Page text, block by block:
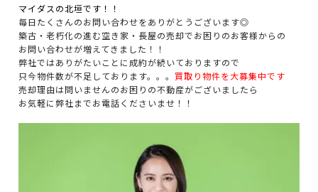
マイダスの北垣です！！
毎日たくさんのお問い合わせをありがとうございます◎
築古・老朽化の進む空き家・長屋の売却でお困りのお客様からの
お問い合わせが増えてきました！！
弊社ではありがたいことに成約が続いておりますので
只今物件数が不足しております。。。 買取り物件を大募集中です
売却理由は問いませんのお困りの不動産がございましたら
お気軽に弊社までお電話くださいませ！！